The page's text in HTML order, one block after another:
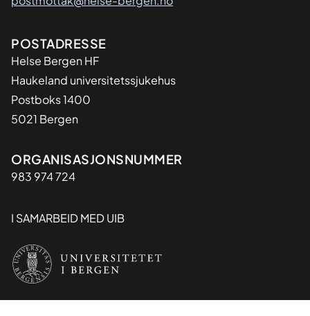
Adresse
POSTADRESSE
Helse Bergen HF
Haukeland universitetssjukehus
Postboks 1400
5021 Bergen
Organisasjon
ORGANISASJONSNUMMER
983 974 724
I SAMARBEID MED UIB